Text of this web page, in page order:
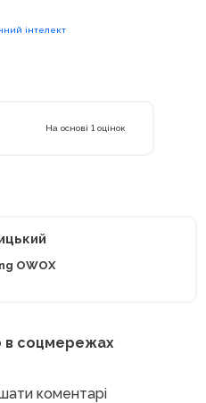
інтелект
На основі 1 оцінок
OWOX
в соцмережах
коментарі